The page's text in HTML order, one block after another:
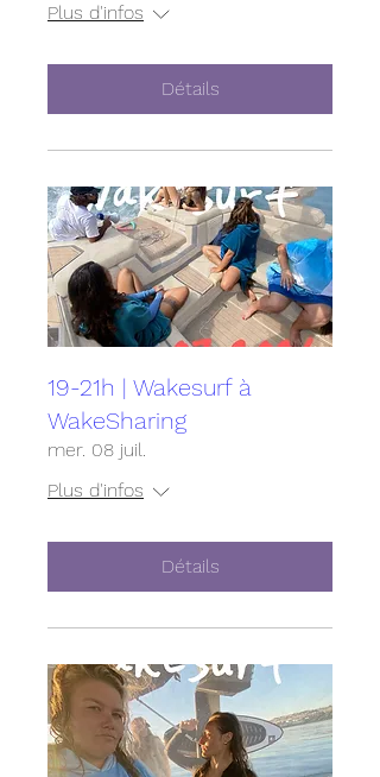
Plus d'infos
Détails
19-21h | Wakesurf à
WakeSharing
mer. 08 juil.
Plus d'infos
Détails